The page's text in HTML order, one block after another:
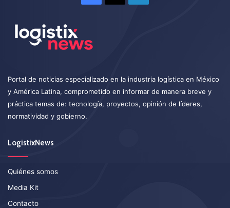
Portal de noticias especializado en la industria logística en México
y América Latina, comprometido en informar de manera breve y
práctica temas de: tecnología, proyectos, opinión de líderes,
normatividad y gobierno.
LogistixNews
Quiénes somos
Media Kit
Contacto